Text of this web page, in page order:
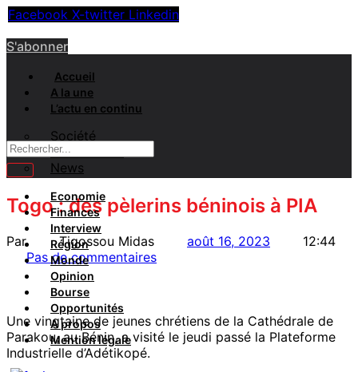
Facebook X-twitter Linkedin
S'abonner
Accueil
A la une
L’actu en continu
Société
Evénements
News
Economie
Finances
Interview
Région
Monde
Opinion
Bourse
Opportunités
A propos
Mention légale
Togo : des pèlerins béninois à PIA
Par Tigossou Midas août 16, 2023
12:44
Pas de commentaires
Une vingtaine de jeunes chrétiens de la Cathédrale de
Parakou, au Bénin, a visité le jeudi passé la Plateforme
Industrielle d’Adétikopé.